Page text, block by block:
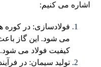
اشاره می کنیم:
فولادسازی: در کوره
می شود. این گاز
کیفیت فولاد می شود.
تولید سیمان: در